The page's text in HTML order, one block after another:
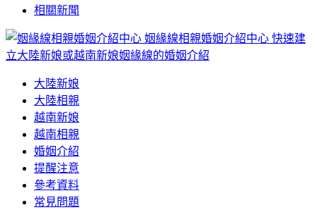
相關新聞
姻緣線相親婚姻介紹中心 快速建
立大陸新娘或越南新娘姻緣線的婚姻介紹
大陸新娘
大陸相親
越南新娘
越南相親
婚姻介紹
提醒注意
參考資料
常見問題